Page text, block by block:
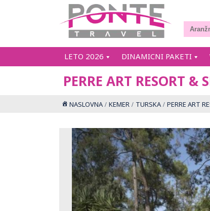
LETO 2026 DINAMICNI PAKETI
PERRE ART RESORT &
NASLOVNA KEMER TURSKA PERRE ART